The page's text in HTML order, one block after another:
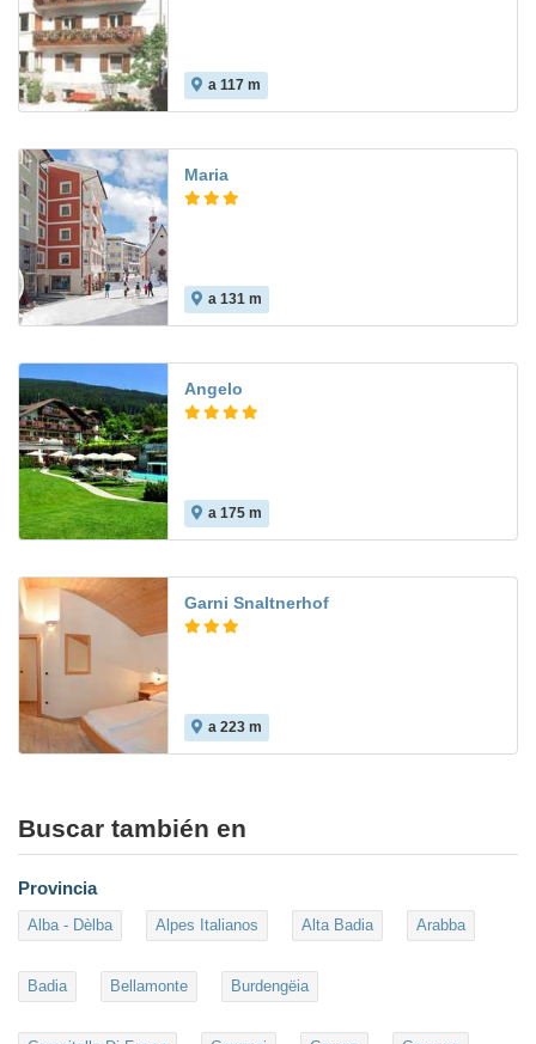
a 117 m
Maria
a 131 m
Angelo
a 175 m
Garni Snaltnerhof
a 223 m
Buscar también en
Provincia
Alba - Dèlba Alpes Italianos Alta Badia Arabba
Badia Bellamonte Burdengëia